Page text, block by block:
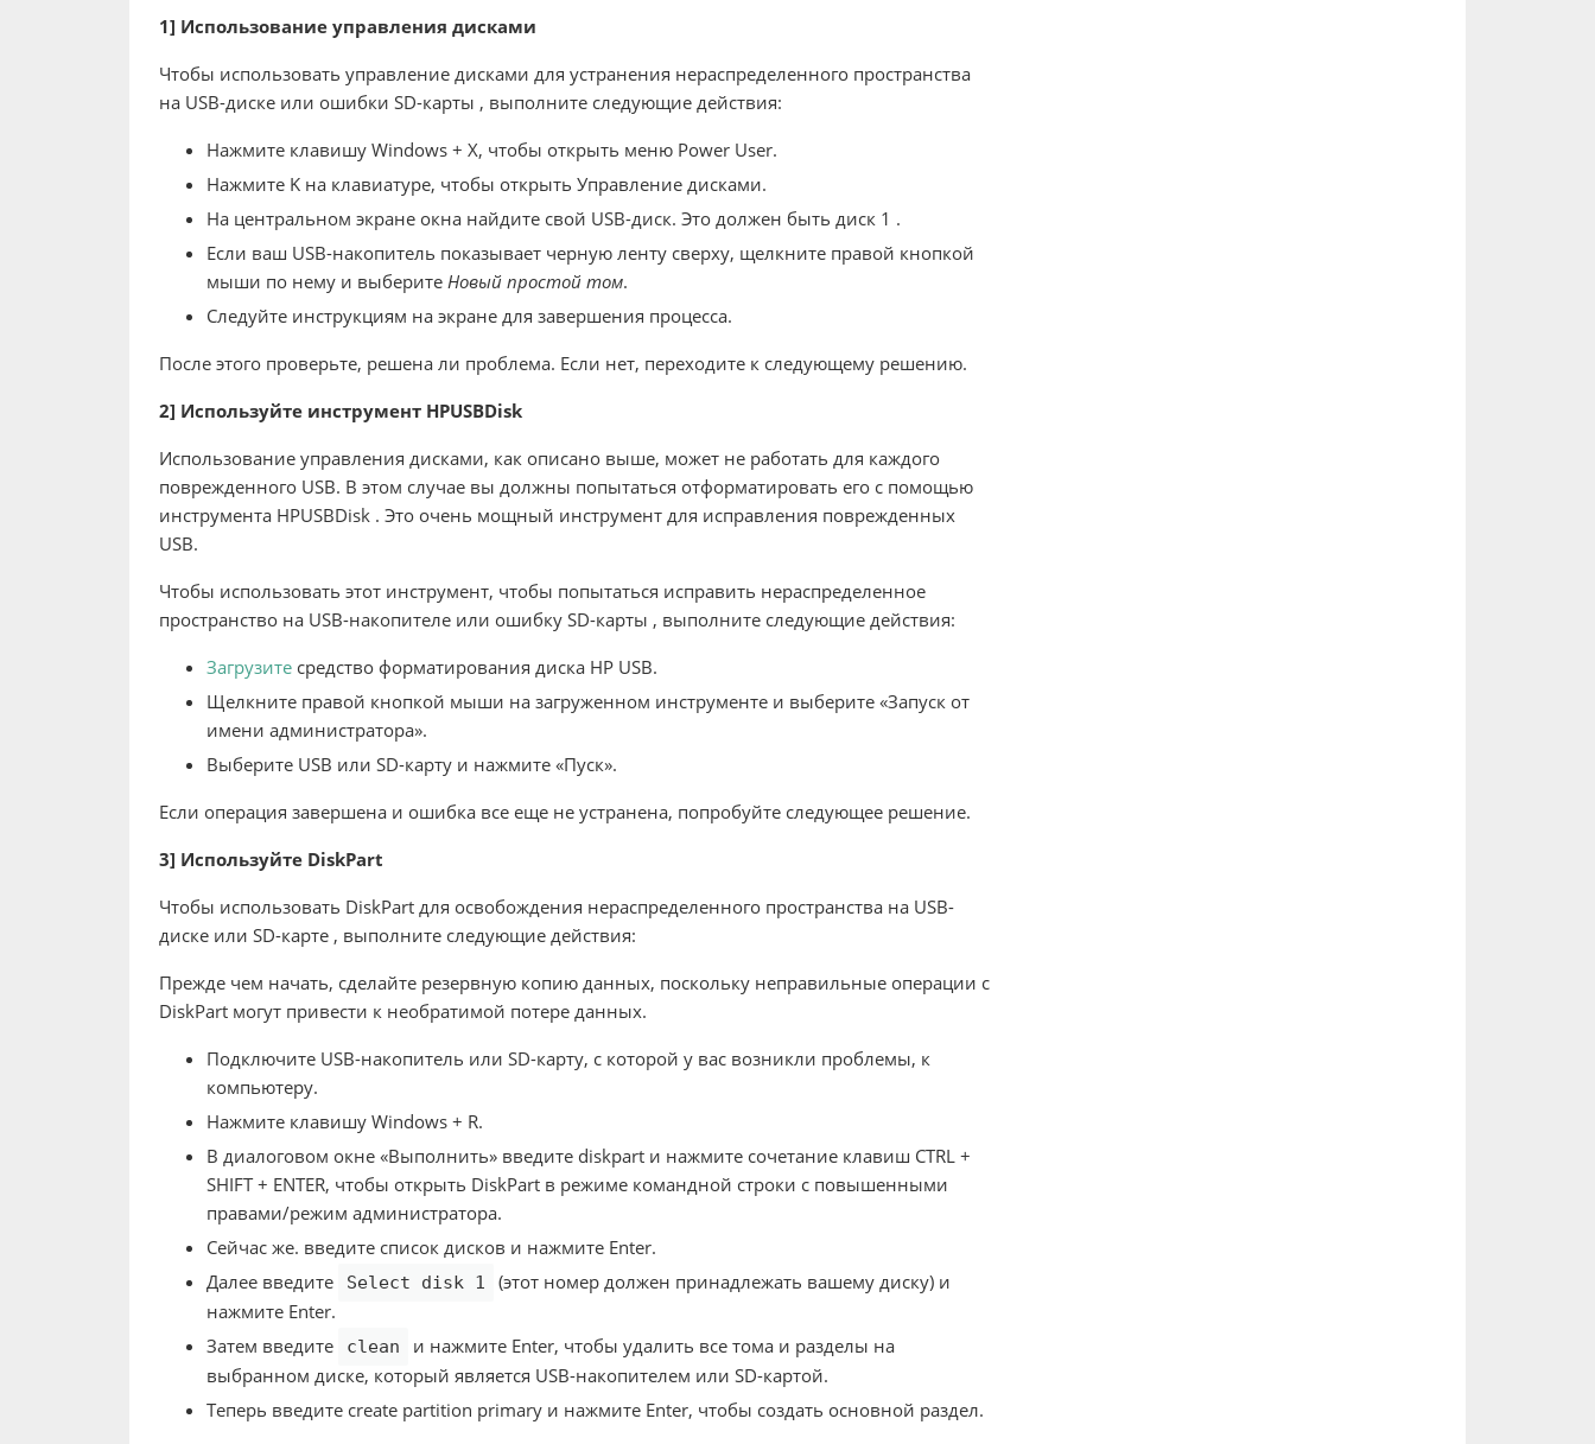
1] Использование управления дисками
Чтобы использовать управление дисками для устранения нераспределенного пространства
на USB-диске или ошибки SD-карты , выполните следующие действия:
Нажмите клавишу Windows + X, чтобы открыть меню Power User.
Нажмите K на клавиатуре, чтобы открыть Управление дисками.
На центральном экране окна найдите свой USB-диск. Это должен быть диск 1 .
Если ваш USB-накопитель показывает черную ленту сверху, щелкните правой кнопкой
мыши по нему и выберите Новый простой том.
Следуйте инструкциям на экране для завершения процесса.
После этого проверьте, решена ли проблема. Если нет, переходите к следующему решению.
2] Используйте инструмент HPUSBDisk
Использование управления дисками, как описано выше, может не работать для каждого
поврежденного USB. В этом случае вы должны попытаться отформатировать его с помощью
инструмента HPUSBDisk . Это очень мощный инструмент для исправления поврежденных
USB.
Чтобы использовать этот инструмент, чтобы попытаться исправить нераспределенное
пространство на USB-накопителе или ошибку SD-карты , выполните следующие действия:
Загрузитесредство форматирования диска HP USB.
Щелкните правой кнопкой мыши на загруженном инструменте и выберите «Запуск от
имени администратора».
Выберите USB или SD-карту и нажмите «Пуск».
Если операция завершена и ошибка все еще не устранена, попробуйте следующее решение.
3] Используйте DiskPart
Чтобы использовать DiskPart для освобождения нераспределенного пространства на USB-
диске или SD-карте , выполните следующие действия:
Прежде чем начать, сделайте резервную копию данных, поскольку неправильные операции с
DiskPart могут привести к необратимой потере данных.
Подключите USB-накопитель или SD-карту, с которой у вас возникли проблемы, к
компьютеру.
Нажмите клавишу Windows + R.
В диалоговом окне «Выполнить» введите diskpart и нажмите сочетание клавиш CTRL +
SHIFT + ENTER, чтобы открыть DiskPart в режиме командной строки с повышенными
правами/режим администратора.
Сейчас же. введите список дисков и нажмите Enter.
Далее введите
Select disk 1
(этот номер должен принадлежать вашему диску) и
нажмите Enter.
Затем введите
clean
и нажмите Enter, чтобы удалить все тома и разделы на
выбранном диске, который является USB-накопителем или SD-картой.
Теперь введите create partition primary и нажмите Enter, чтобы создать основной раздел.